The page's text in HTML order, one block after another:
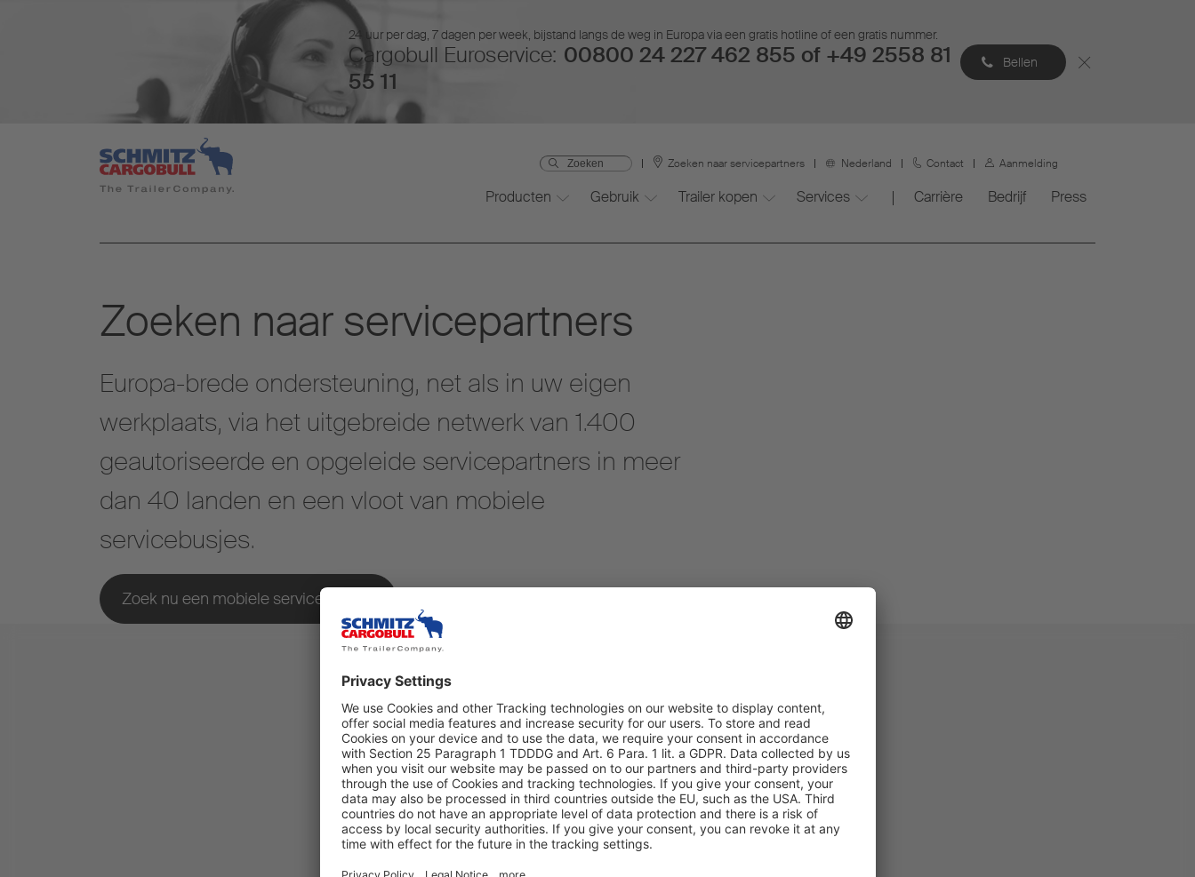
24 uur per dag, 7 dagen per week, bijstand langs de weg in Europa via een gratis hotline of een gratis nummer.
Cargobull Euroservice: 00800 24 227 462 855 of +49 2558 81
55 11
Bellen
Zoeken naar servicepartners Nederland Contact Aanmelding
Producten Gebruik Trailer kopen Services Carrière Bedrijf Press
Zoeken naar servicepartners
Europa-brede ondersteuning, net als in uw eigen
werkplaats, via het uitgebreide netwerk van 1.400
geautoriseerde en opgeleide servicepartners in meer
dan 40 landen en een vloot van mobiele
servicebusjes.
Zoek nu een mobiele servicebus
We use Google Maps to embed content that may
collect data about your activity. Please review
the details and accept the service to see this
content.
More Information